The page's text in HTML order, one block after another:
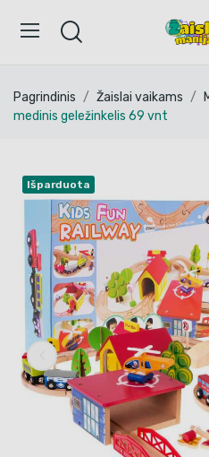
Pagrindinis Žaislai vaikams
medinis geležinkelis 69 vnt
Išparduota